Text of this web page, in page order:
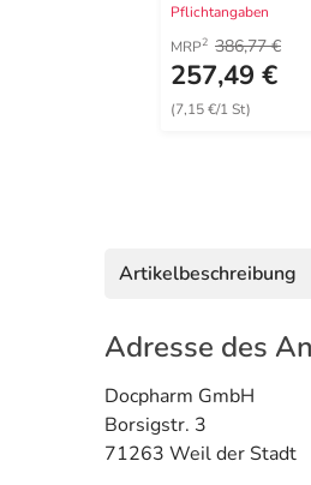
Pflichtangaben
MRP2 386,77 €
257,49 €
(7,15 €/1 St)
Artikelbeschreibung
Adresse des
Docpharm GmbH
Borsigstr. 3
71263 Weil der Stadt